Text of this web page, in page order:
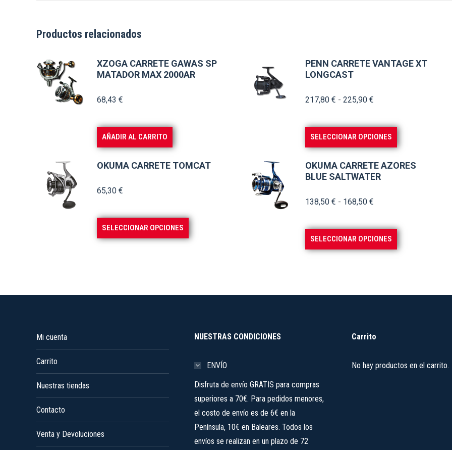
Productos relacionados
XZOGA CARRETE GAWAS SP
MATADOR MAX 2000AR
68,43 €
AÑADIR AL CARRITO
PENN CARRETE VANTAGE XT
LONGCAST
217,80 € - 225,90 €Rango
precios:
desde
217,80 €
hasta
225,90 €
SELECCIONAR OPCIONES
producto
tiene
se
pueden
OKUMA CARRETE TOMCAT
65,30 €
SELECCIONAR OPCIONES
producto
Las
pueden
en
producto
OKUMA CARRETE AZORES
BLUE SALTWATER
138,50 € - 168,50 €Rango
precios:
desde
138,50 €
SELECCIONAR OPCIONES
producto
elegir
Mi cuenta
Carrito
Nuestras tiendas
Contacto
Venta y Devoluciones
NUESTRAS CONDICIONES
ENVÍO
Disfruta de envío GRATIS para compras
superiores a 70€. Para pedidos menores,
el costo de envío es de 6€ en la
Península, 10€ en Baleares. Todos los
envíos se realizan en un plazo de 72
Carrito
No hay productos en el carrito.